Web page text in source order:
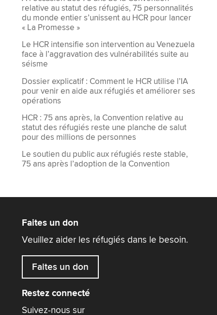
relative au statut des réfugiés, 75 personnalités
du monde entier s’unissent au HCR pour lancer
« La Promesse »
Le HCR intensifie son intervention au Venezuela
face à l’aggravation des vulnérabilités suite au
séisme
Dossier explicatif : Comment le HCR utilise l’IA
pour venir en aide aux réfugiés et améliorer ses
opérations
HCR : 75 ans après, la Convention relative au
statut des réfugiés reste une planche de salut
pour des millions de personnes
Le soutien du public aux réfugiés reste stable,
75 ans après l’adoption de la Convention
Faites un don
Veuillez aider les réfugiés dans le besoin.
Faites un don
Restez connecté
Suivez-nous sur